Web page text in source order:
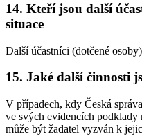
14. Kteří jsou další
situace
Další účastníci (dotčené
15. Jaké další činnosti
V případech, kdy Česká
ve svých evidencích podklady
může být žadatel vyzván k